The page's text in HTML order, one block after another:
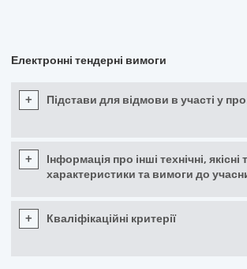
Електронні тендерні вимоги
+ Підстави для відмови в участі у
+
Інформація про інші технічні, якісні
характеристики та вимоги до
+ Кваліфікаційні критерії